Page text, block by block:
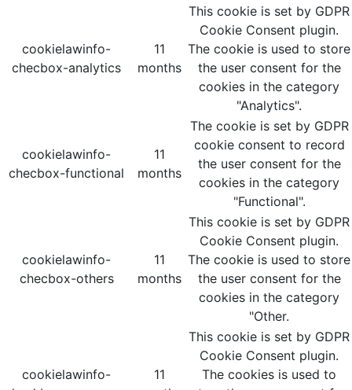
cookielawinfo-
checbox-analytics
11
months
This cookie is set by GDPR
Cookie Consent plugin.
The cookie is used to store
the user consent for the
cookies in the category
"Analytics".
cookielawinfo-
checbox-functional
11
months
The cookie is set by GDPR
cookie consent to record
the user consent for the
cookies in the category
"Functional".
cookielawinfo-
checbox-others
11
months
This cookie is set by GDPR
Cookie Consent plugin.
The cookie is used to store
the user consent for the
cookies in the category
"Other.
cookielawinfo-
11
This cookie is set by GDPR
Cookie Consent plugin.
The cookies is used to